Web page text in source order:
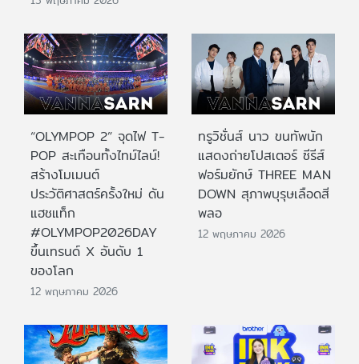
“OLYMPOP 2” จุดไฟ T-
POP สะเทือนทั้งไทม์ไลน์!
สร้างโมเมนต์
ประวัติศาสตร์ครั้งใหม่ ดัน
แฮชแท็ก
#OLYMPOP2026DAY
ขึ้นเทรนด์ X อันดับ 1
ของโลก
12 พฤษภาคม 2026
ทรูวิชั่นส์ นาว ขนทัพนัก
แสดงถ่ายโปสเตอร์ ซีรีส์
ฟอร์มยักษ์ THREE MAN
DOWN สุภาพบุรุษเลือดสี
พลอ
12 พฤษภาคม 2026